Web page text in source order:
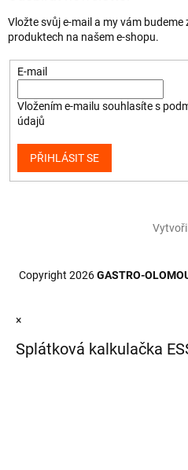
Vložte svůj e-mail a my vám
produktech na našem e-shopu.
E-mail
Vložením e-mailu souhlasíte s
údajů
PŘIHLÁSIT SE
Copyright 2026GASTRO-
×
Splátková kalkulačka